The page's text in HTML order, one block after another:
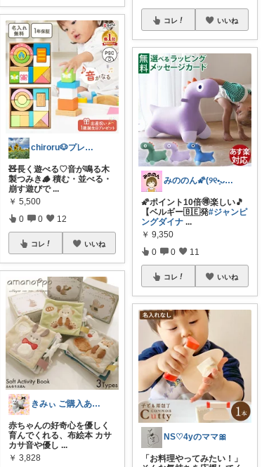
chiroru🐶プレママ
🧸長く遊べる♡音が鳴る木
製つみき🪵 積む・並べる・
崩す遊びで ...
￥ 5,500
0 0 12
コレ いいね
きみぃ ご購入ありがとうございます♪
赤ちゃんの好奇心を優しく
育んでくれる、布絵本 カサ
カサ音や優し ...
￥ 3,828
コレ いいね
みののん🌠(୨୧•͈ᴗ•͈)感謝♡
🌠ポイント10倍🉐楽しい🎵
【ベルギー🇧🇪発#ジャンピ
ングダイナ ...
￥ 9,350
0 0 11
コレ いいね
NS♡4yのママ🎀
「お料理やってみたい！」